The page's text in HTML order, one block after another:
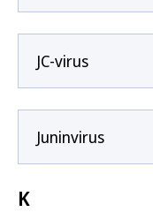
JC-virus
Juninvirus
K